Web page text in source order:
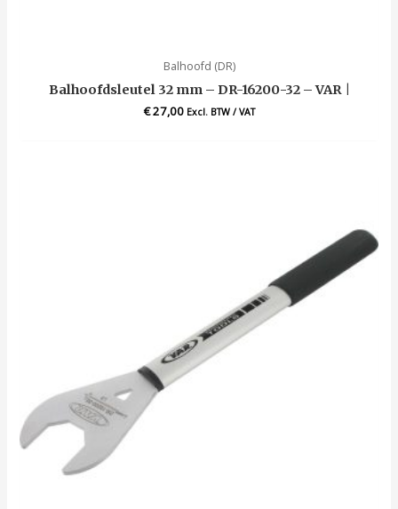
Balhoofd (DR)
Balhoofdsleutel 32 mm – DR-16200-32 – VAR |
€27,00 Excl. BTW / VAT